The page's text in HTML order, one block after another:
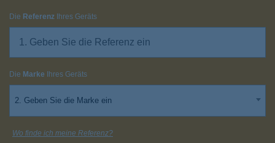
Die Referenz Ihres Geräts
Die Marke Ihres Geräts
2. Geben Sie die Marke ein
Wo finde ich meine Referenz?